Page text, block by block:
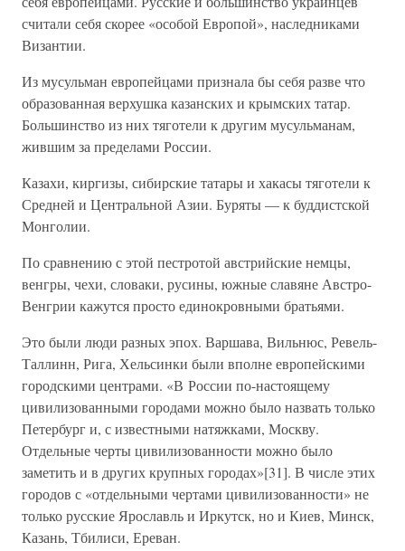
считали себя скорее «особой Европой», наследниками
Византии.
Из мусульман европейцами признала бы себя разве что
образованная верхушка казанских и крымских татар.
Большинство из них тяготели к другим мусульманам,
жившим за пределами России.
Казахи, киргизы, сибирские татары и хакасы тяготели к
Средней и Центральной Азии. Буряты — к буддистской
Монголии.
По сравнению с этой пестротой австрийские немцы,
венгры, чехи, словаки, русины, южные славяне Австро-
Венгрии кажутся просто единокровными братьями.
Это были люди разных эпох. Варшава, Вильнюс, Ревель-
Таллинн, Рига, Хельсинки были вполне европейскими
городскими центрами. «В России по-настоящему
цивилизованными городами можно было назвать только
Петербург и, с известными натяжками, Москву.
Отдельные черты цивилизованности можно было
заметить и в других крупных городах»[31]. В числе этих
городов с «отдельными чертами цивилизованности» не
только русские Ярославль и Иркутск, но и Киев, Минск,
Казань, Тбилиси, Ереван.